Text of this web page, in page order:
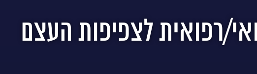
רפואית לצפיפות העצם